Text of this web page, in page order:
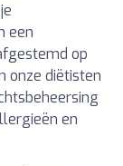
een
op
onze diëtisten
en